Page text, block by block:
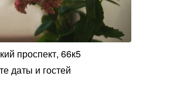
проспект, 66к5
даты и гостей